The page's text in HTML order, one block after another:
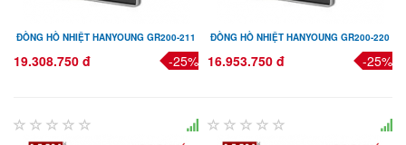
ĐỒNG HỒ NHIỆT HANYOUNG GR200-211
19.308.750 đ -25%
ĐỒNG HỒ NHIỆT HANYOUNG GR200-220
16.953.750 đ -25%